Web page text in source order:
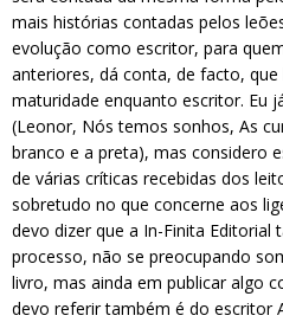
mais histórias contadas pelos
evolução como escritor, para
anteriores, dá conta, de facto,
maturidade enquanto escritor. Eu
(Leonor, Nós temos sonhos, As
branco e a preta), mas considero
de várias críticas recebidas dos
sobretudo no que concerne aos
devo dizer que a In-Finita
processo, não se preocupando
livro, mas ainda em publicar algo
devo referir também é do escritor